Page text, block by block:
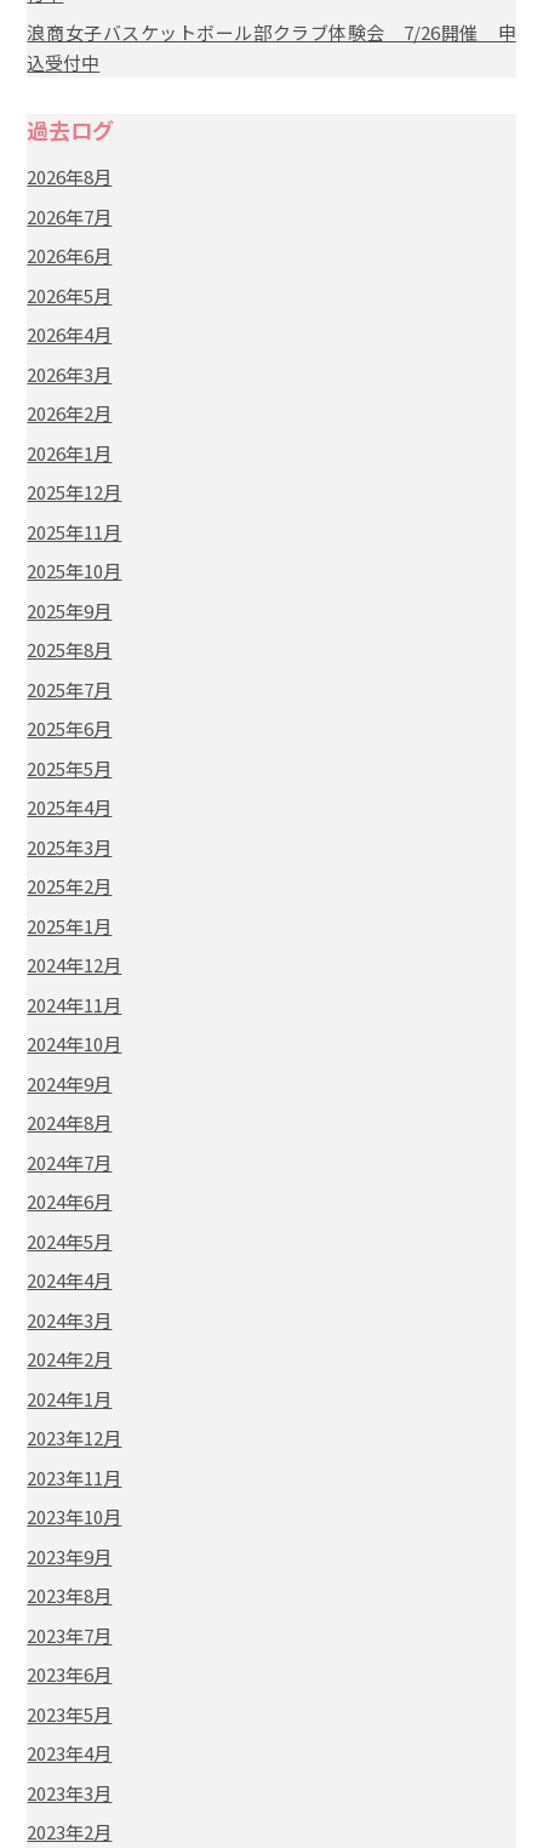
浪商女子バスケットボール部クラブ体験会 7/26開催 申
込受付中
過去ログ
2026年8月
2026年7月
2026年6月
2026年5月
2026年4月
2026年3月
2026年2月
2026年1月
2025年12月
2025年11月
2025年10月
2025年9月
2025年8月
2025年7月
2025年6月
2025年5月
2025年4月
2025年3月
2025年2月
2025年1月
2024年12月
2024年11月
2024年10月
2024年9月
2024年8月
2024年7月
2024年6月
2024年5月
2024年4月
2024年3月
2024年2月
2024年1月
2023年12月
2023年11月
2023年10月
2023年9月
2023年8月
2023年7月
2023年6月
2023年5月
2023年4月
2023年3月
2023年2月